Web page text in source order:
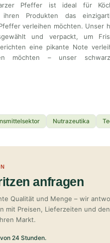
Pfeffer ist ideal für
ihren Produkten das
verleihen möchten. Unser
und verpackt, um
eine pikante Note
möchten – unser
Nutrazeutika
anfragen
Qualität und Menge – wir
mit Preisen, Lieferzeiten und den
Markt.
24 Stunden.